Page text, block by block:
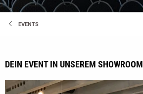
EVENTS
DEIN EVENT IN UNSEREM SHOWROOM